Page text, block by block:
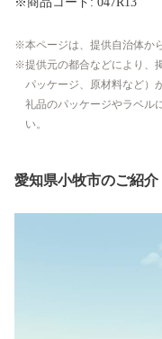
本ページは、提供自治体か
提供元の都合などにより、
パッケージ、原材料など）
礼品のパッケージやラベル
い。
愛知県小牧市のご紹介